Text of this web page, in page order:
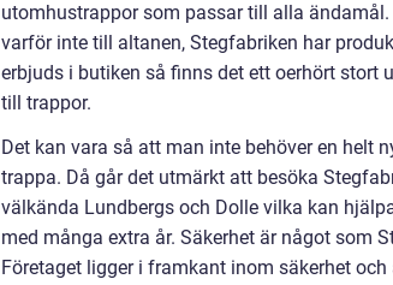
utomhustrappor som passar till alla
varför inte till altanen, Stegfabriken har
erbjuds i butiken så finns det ett oerhört stort
till trappor.
Det kan vara så att man inte behöver en helt
trappa. Då går det utmärkt att besöka
välkända Lundbergs och Dolle vilka kan
med många extra år. Säkerhet är något som
Företaget ligger i framkant inom säkerhet